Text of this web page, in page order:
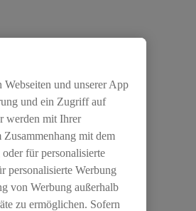
Webseiten und unserer App
und ein Zugriff auf
werden mit Ihrer
mit dem
für personalisierte
personalisierte Werbung
von Werbung außerhalb
zu ermöglichen. Sofern